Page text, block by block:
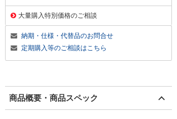
大量購入特別価格のご相談
納期・仕様・代替品のお問合せ
定期購入等のご相談はこちら
商品概要・商品スペック